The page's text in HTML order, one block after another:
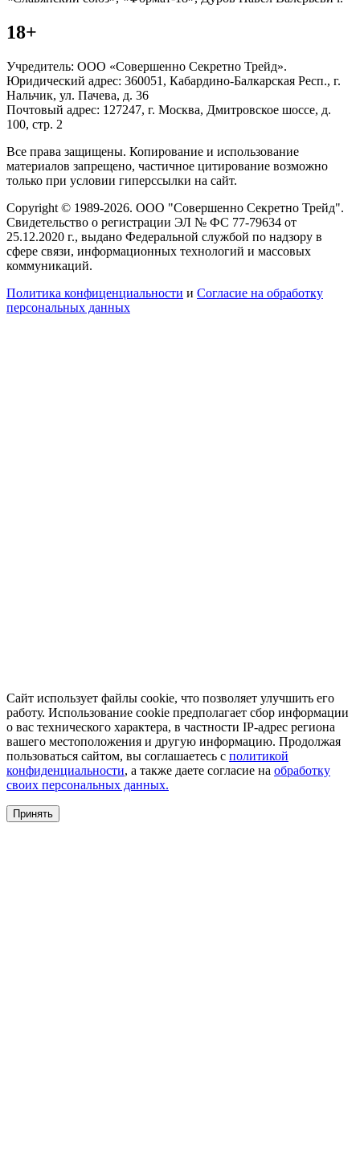
18+
Учредитель: ООО «Совершенно Секретно Трейд».
Юридический адрес: 360051, Кабардино-Балкарская Респ., г.
Нальчик, ул. Пачева, д. 36
Почтовый адрес: 127247, г. Москва, Дмитровское шоссе, д.
100, стр. 2
Все права защищены. Копирование и использование
материалов запрещено, частичное цитирование возможно
только при условии гиперссылки на сайт.
Copyright © 1989-2026. ООО "Совершенно Секретно Трейд".
Свидетельство о регистрации ЭЛ № ФС 77-79634 от
25.12.2020 г., выдано Федеральной службой по надзору в
сфере связи, информационных технологий и массовых
коммуникаций.
Политика конфиценциальности и Согласие на обработку
персональных данных
Сайт использует файлы cookie, что позволяет улучшить его
работу. Использование cookie предполагает сбор информации
о вас технического характера, в частности IP-адрес региона
вашего местоположения и другую информацию. Продолжая
пользоваться сайтом, вы соглашаетесь с политикой
конфиденциальности, а также даете согласие на обработку
своих персональных данных.
Принять